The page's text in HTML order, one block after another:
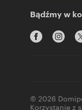
Bądźmy w
© 2026
Korzystanie z